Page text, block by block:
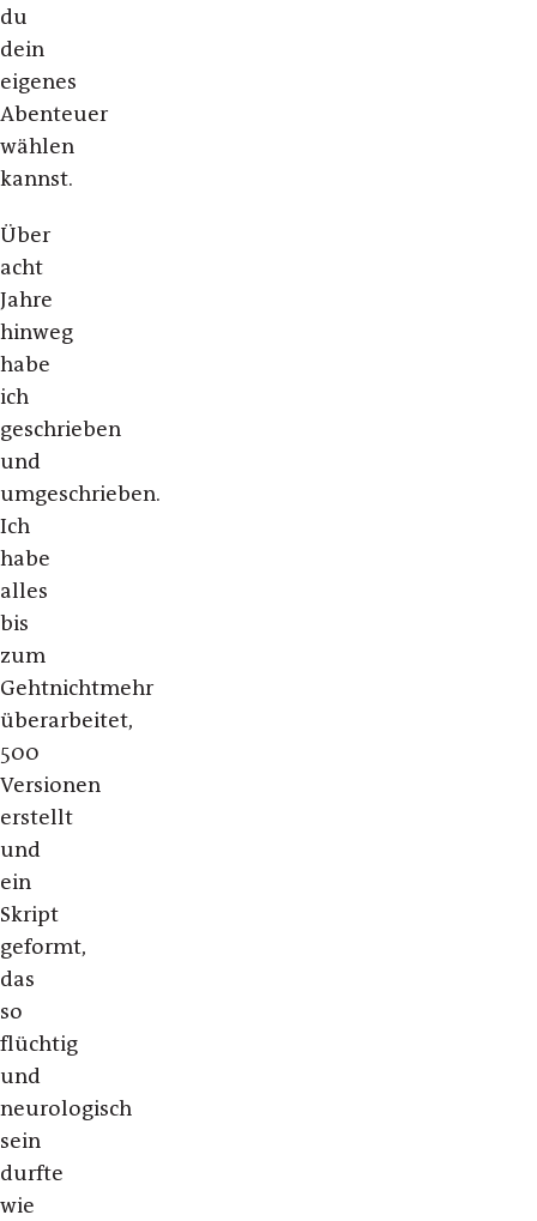
du
dein
eigenes
Abenteuer
wählen
kannst.
Über
acht
Jahre
hinweg
habe
ich
geschrieben
und
umgeschrieben.
Ich
habe
alles
bis
zum
Gehtnichtmehr
überarbeitet,
500
Versionen
erstellt
und
ein
Skript
geformt,
das
so
flüchtig
und
neurologisch
sein
durfte
wie